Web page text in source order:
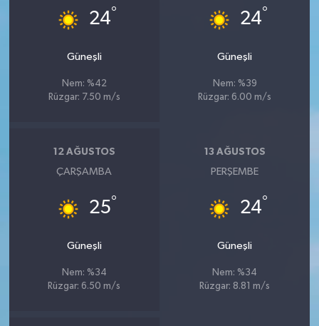
24°
Güneşli
Nem: %42
Rüzgar: 7.50 m/s
24°
Güneşli
Nem: %39
Rüzgar: 6.00 m/s
12 AĞUSTOS
ÇARŞAMBA
25°
Güneşli
Nem: %34
Rüzgar: 6.50 m/s
13 AĞUSTOS
PERŞEMBE
24°
Güneşli
Nem: %34
Rüzgar: 8.81 m/s